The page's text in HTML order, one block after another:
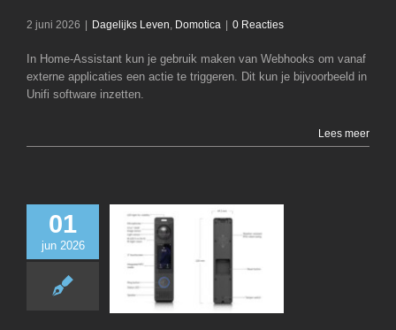
2 juni 2026 | Dagelijks Leven Domotica | 0 Reacties
In Home-Assistant kun je gebruik maken van Webhooks om vanaf
externe applicaties een actie te triggeren. Dit kun je bijvoorbeeld in
Unifi software inzetten.
Lees meer
01
jun 2026